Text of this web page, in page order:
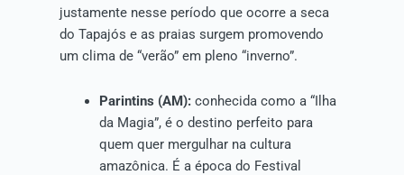
justamente nesse período que ocorre a seca
do Tapajós e as praias surgem promovendo
um clima de “verão” em pleno “inverno”.
Parintins (AM):conhecida como a “Ilha
da Magia”, é o destino perfeito para
quem quer mergulhar na cultura
amazônica. É a época do Festival